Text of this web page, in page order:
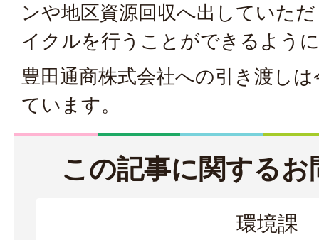
ンや地区資源回収へ出していた
イクルを行うことができるよう
豊田通商株式会社への引き渡し
ています。
この記事に関する
環境課